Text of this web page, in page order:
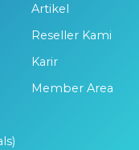
Artikel
Reseller Kami
Karir
Member Area